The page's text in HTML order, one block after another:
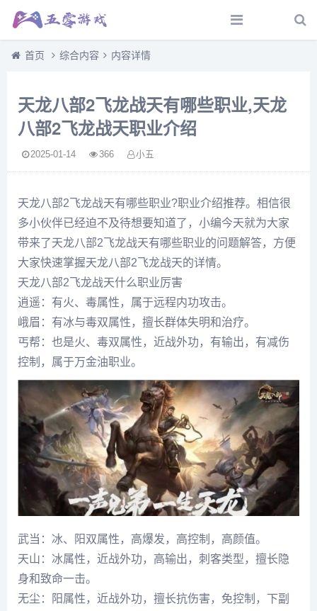
首页 综合内容 内容详情
天龙八部2飞龙战天有哪些职业,天龙
八部2飞龙战天职业介绍
2025-01-14 366 小五
天龙八部2飞龙战天有哪些职业?职业介绍推荐。相信很
多小伙伴已经迫不及待想要知道了，小编今天就为大家
带来了天龙八部2飞龙战天有哪些职业的问题解答，方便
大家快速掌握天龙八部2飞龙战天的详情。
天龙八部2飞龙战天什么职业厉害
逍遥：有火、毒属性，属于远程内功攻击。
峨眉：有冰与毒双属性，擅长群体失明和治疗。
丐帮：也是火、毒双属性，近战外功，有输出，有减伤
控制，属于万金油职业。
武当：冰、阳双属性，高爆发，高控制，高颜值。
天山：冰属性，近战外功，高输出，刺客类型，擅长隐
身和致命一击。
无尘：阳属性，近战外功，擅长抗伤害，免控制，下副